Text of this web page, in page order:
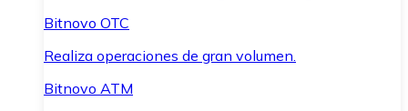
Bitnovo OTC
Realiza operaciones de gran volumen.
Bitnovo ATM